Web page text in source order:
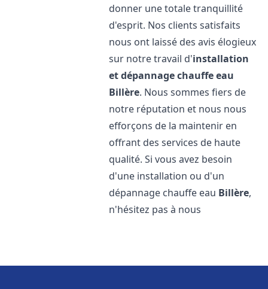
donner une totale tranquillité
d'esprit. Nos clients satisfaits
nous ont laissé des avis élogieux
sur notre travail d'installation
et dépannage chauffe eau
Billère. Nous sommes fiers de
notre réputation et nous nous
efforçons de la maintenir en
offrant des services de haute
qualité. Si vous avez besoin
d'une installation ou d'un
dépannage chauffe eau Billère,
n'hésitez pas à nous